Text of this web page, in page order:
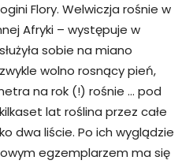
Flory. Welwiczja rośnie w
Afryki – występuje w
sobie na miano
wolno rosnący pień,
na rok (!) rośnie … pod
lat roślina przez całe
dwa liście. Po ich wyglądzie
egzemplarzem ma się